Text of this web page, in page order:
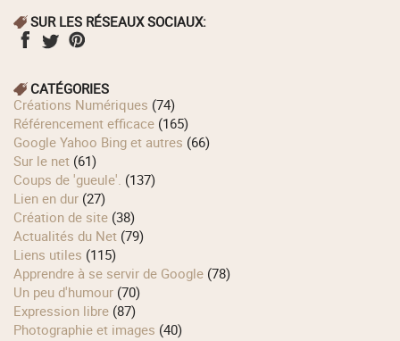
SUR LES RÉSEAUX SOCIAUX:
CATÉGORIES
Créations Numériques (74)
Référencement efficace (165)
Google Yahoo Bing et autres (66)
Sur le net (61)
Coups de 'gueule'. (137)
Lien en dur (27)
Création de site (38)
Actualités du Net (79)
Liens utiles (115)
Apprendre à se servir de Google (78)
Un peu d'humour (70)
Expression libre (87)
Photographie et images (40)